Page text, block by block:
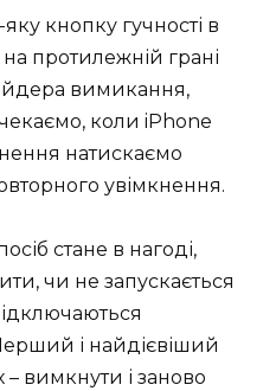
кнопку гучності в
протилежній грані
вимикання,
коли iPhone
натискаємо
увімкнення.
стане в нагоді,
чи не запускається
і найдієвіший
– вимкнути і заново